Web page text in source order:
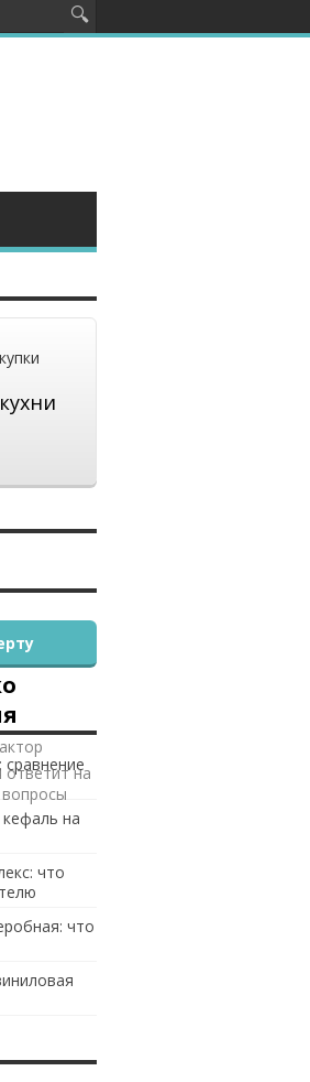
ответит на
на
что
что